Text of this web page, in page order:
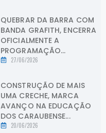
QUEBRAR DA BARRA COM
BANDA GRAFITH, ENCERRA
OFICIALMENTE A
PROGRAMAÇÃO...
27/06/2026
CONSTRUÇÃO DE MAIS
UMA CRECHE, MARCA
AVANÇO NA EDUCAÇÃO
DOS CARAUBENSE...
20/06/2026